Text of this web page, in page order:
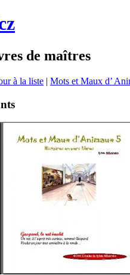
de maîtres
à la liste | Mots et Maux d’